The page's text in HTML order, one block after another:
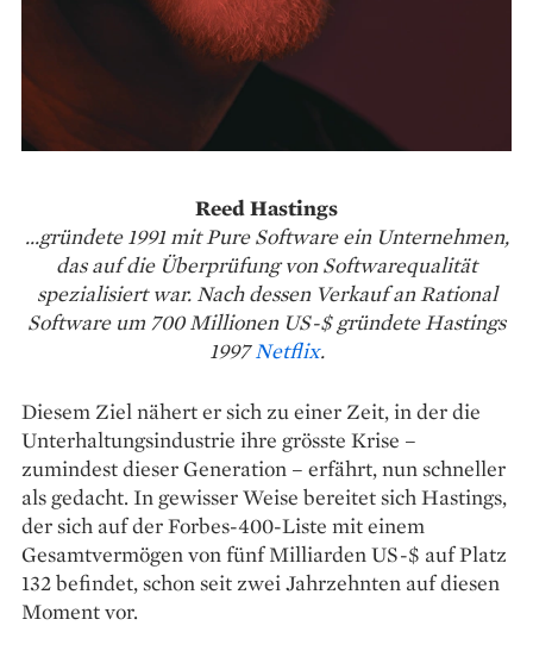
Reed Hastings
...gründete 1991 mit Pure Software ein Unternehmen,
das auf die Überprüfung von Softwarequalität
spezialisiert war. Nach dessen Verkauf an Rational
Software um 700 Millionen US-$ gründete Hastings
1997Netflix.
Diesem Ziel nähert er sich zu einer Zeit, in der die
Unterhaltungsindustrie ihre ­grösste ­Krise –
zumindest dieser Generation – erfährt, nun schneller
als gedacht. In gewisser Weise ­bereitet sich Hastings,
der sich auf der Forbes-400-­Liste mit einem
Gesamtvermögen von fünf Milliarden US-$ auf Platz
132 befindet, schon seit zwei Jahrzehnten auf diesen
Moment vor.